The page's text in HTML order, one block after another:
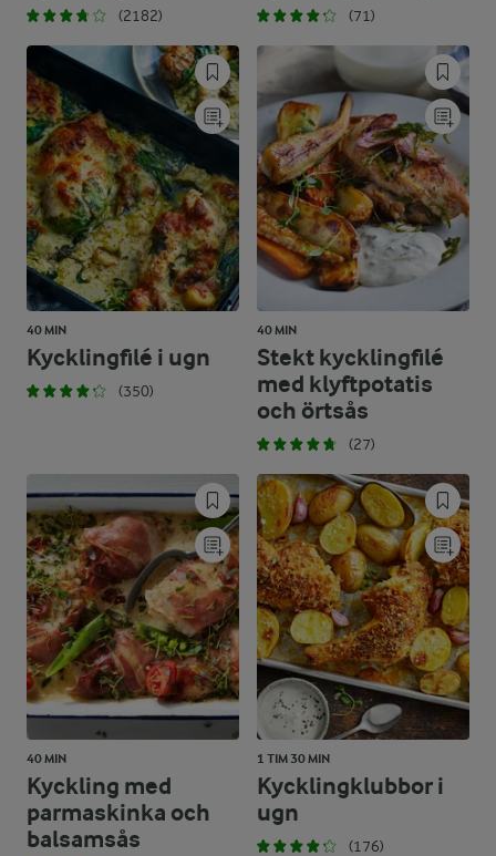
(2182) (71)
40 MIN
Kycklingfilé i ugn
(350)
40 MIN
Stekt kycklingfilé
med klyftpotatis
och örtsås
(27)
40 MIN
Kyckling med
parmaskinka och
balsamsås
1 TIM 30 MIN
Kycklingklubbor i
ugn
(176)